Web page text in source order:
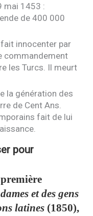
mai 1453 :
de 400 000
fait innocenter par
commandement
les Turcs. Il meurt
la génération des
de Cent Ans.
fait de lui
pour
et des gens
latines (1850),